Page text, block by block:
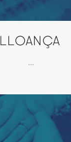
LLOANÇA
...